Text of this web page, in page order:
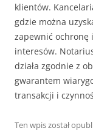
klientów.
gdzie można
zapewnić ochronę
interesów.
działa zgodnie z
gwarantem
transakcji i
Ten wpis został